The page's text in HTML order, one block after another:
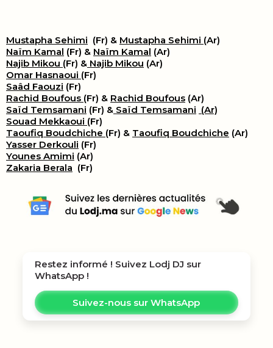
Mustapha Sehimi (Fr) & Mustapha Sehimi (Ar)
Naïm Kamal (Fr) & Naïm Kamal (Ar)
Najib Mikou (Fr) & Najib Mikou (Ar)
Omar Hasnaoui (Fr)
Saâd Faouzi (Fr)
Rachid Boufous (Fr) & Rachid Boufous (Ar)
Saïd Temsamani (Fr) & Saïd Temsamani (Ar)
Souad Mekkaoui (Fr)
Taoufiq Boudchiche (Fr) & Taoufiq Boudchiche (Ar)
Yasser Derkouli (Fr)
Younes Amimi (Ar)
Zakaria Berala (Fr)
Restez informé ! Suivez Lodj DJ sur
WhatsApp !
Suivez-nous sur WhatsApp